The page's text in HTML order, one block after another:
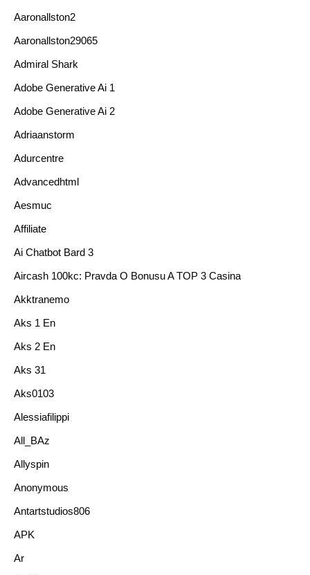
Aaronallston2
Aaronallston29065
Admiral Shark
Adobe Generative Ai 1
Adobe Generative Ai 2
Adriaanstorm
Adurcentre
Advancedhtml
Aesmuc
Affiliate
Ai Chatbot Bard 3
Aircash 100kc: Pravda O Bonusu A TOP 3 Casina
Akktranemo
Aks 1 En
Aks 2 En
Aks 31
Aks0103
Alessiafilippi
All_BAz
Allyspin
Anonymous
Antartstudios806
APK
Ar